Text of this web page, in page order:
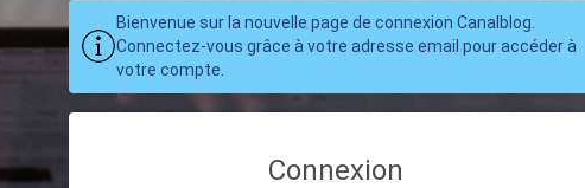
Bienvenue sur la nouvelle page de connexion Canalblog.
Connectez-vous grâce à votre adresse email pour accéder à
votre compte.
Connexion